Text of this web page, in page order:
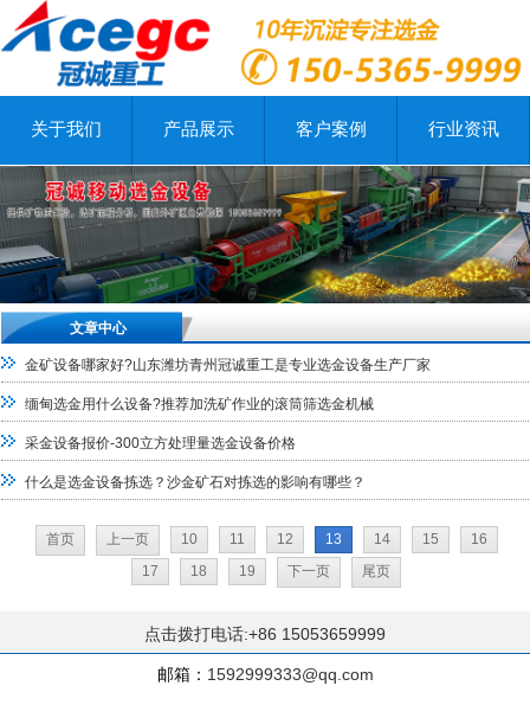
关于我们 产品展示 客户案例 行业资讯
文章中心
金矿设备哪家好?山东潍坊青州冠诚重工是专业选金设备生产厂家
缅甸选金用什么设备?推荐加洗矿作业的滚筒筛选金机械
采金设备报价-300立方处理量选金设备价格
什么是选金设备拣选？沙金矿石对拣选的影响有哪些？
首页 上一页 10 11 12 13 14 15
16
17
18 19 下一页 尾页
点击拨打电话:+86 15053659999
邮箱： 1592999333@qq.com